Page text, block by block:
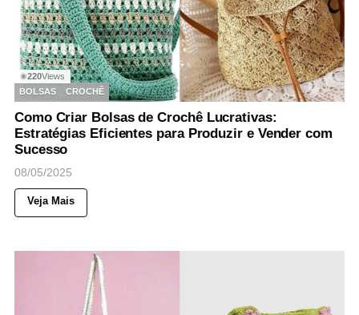
◉220Views
BOLSAS
CROCHÊ
Como Criar Bolsas de Crochê Lucrativas:
Estratégias Eficientes para Produzir e Vender com
Sucesso
08/05/2025
Veja Mais